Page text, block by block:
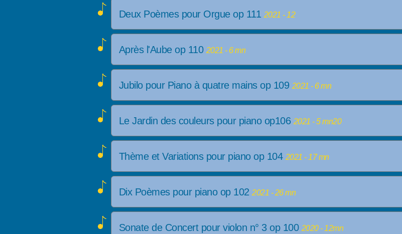
Deux Poèmes pour Orgue op 111 2021 - 12
Après l'Aube op 110 2021 - 6 mn
Jubilo pour Piano à quatre mains op 109 2021 - 6 mn
Le Jardin des couleurs pour piano op106 2021 - 5 mn20
Thème et Variations pour piano op 104 2021 - 17 mn
Dix Poèmes pour piano op 1022021 - 26 mn
Sonate de Concert pour violon n° 3 op 100 2020 - 12mn